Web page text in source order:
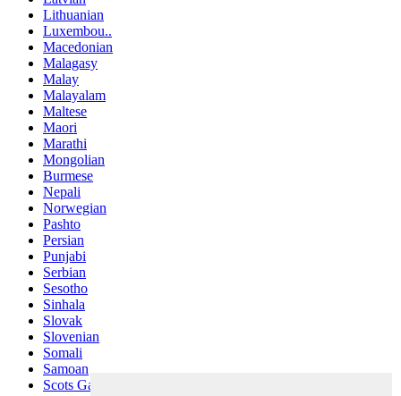
Lithuanian
Luxembou..
Macedonian
Malagasy
Malay
Malayalam
Maltese
Maori
Marathi
Mongolian
Burmese
Nepali
Norwegian
Pashto
Persian
Punjabi
Serbian
Sesotho
Sinhala
Slovak
Slovenian
Somali
Samoan
Scots Gaelic